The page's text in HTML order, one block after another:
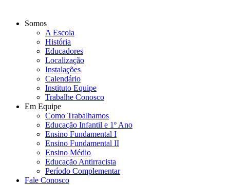
Somos
A Escola
História
Educadores
Localização
Instalações
Calendário
Instituto Equipe
Trabalhe Conosco
Em Equipe
Como Trabalhamos
Educação Infantil e 1º Ano
Ensino Fundamental I
Ensino Fundamental II
Ensino Médio
Educação Antirracista
Período Complementar
Fale Conosco